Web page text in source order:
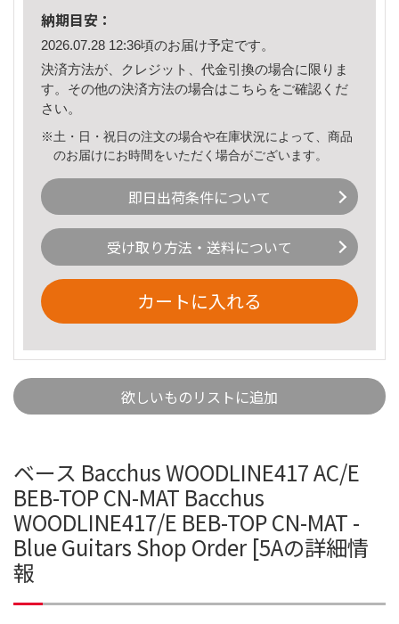
納期目安：
2026.07.28 12:36頃のお届け予定です。
決済方法が、クレジット、代金引換の場合に限りま
す。その他の決済方法の場合はこちら をご確認くだ
さい。
※土・日・祝日の注文の場合や在庫状況によって、商品
のお届けにお時間をいただく場合がございます。
即日出荷条件について
受け取り方法・送料について
カートに入れる
欲しいものリストに追加
ベース Bacchus WOODLINE417 AC/E
BEB-TOP CN-MAT Bacchus
WOODLINE417/E BEB-TOP CN-MAT -
Blue Guitars Shop Order [5Aの詳細情
報